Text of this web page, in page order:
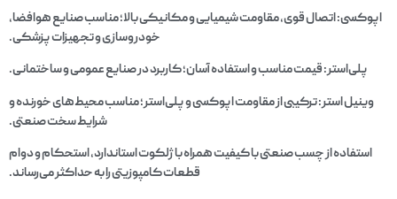
اپوکسی: اتصال قوی، مقاومت شیمیایی و مکانیکی بالا؛ مناسب صنایع هوافضا،
خودروسازی و تجهیزات پزشکی.
پلی‌استر: قیمت مناسب و استفاده آسان؛ کاربرد در صنایع عمومی و ساختمانی.
وینیل استر: ترکیبی از مقاومت اپوکسی و پلی‌استر؛ مناسب محیط‌های خورنده و
شرایط سخت صنعتی.
استفاده از چسب صنعتی با کیفیت همراه با ژلکوت استاندارد، استحکام و دوام
قطعات کامپوزیتی را به حداکثر می‌رساند.